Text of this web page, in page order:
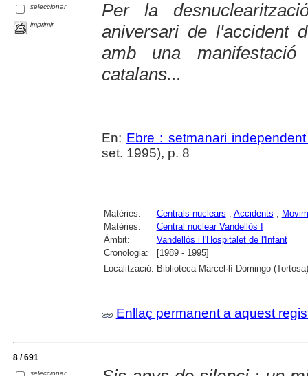
seleccionar
imprimir
Per la
aniversari de l'accident
amb una
catalans...
En: Ebre : setmanari
set. 1995), p. 8
Matèries: Centrals nuclears ; Accidents ;
Matèries:
Central nuclear Vandellòs I
Àmbit:
Vandellòs i l'Hospitalet de l'Infant
Cronologia:
[1989 - 1995]
Localització: Biblioteca Marcel·lí Domingo (Tortosa)
Enllaç permanent a aquest
8 / 691
seleccionar